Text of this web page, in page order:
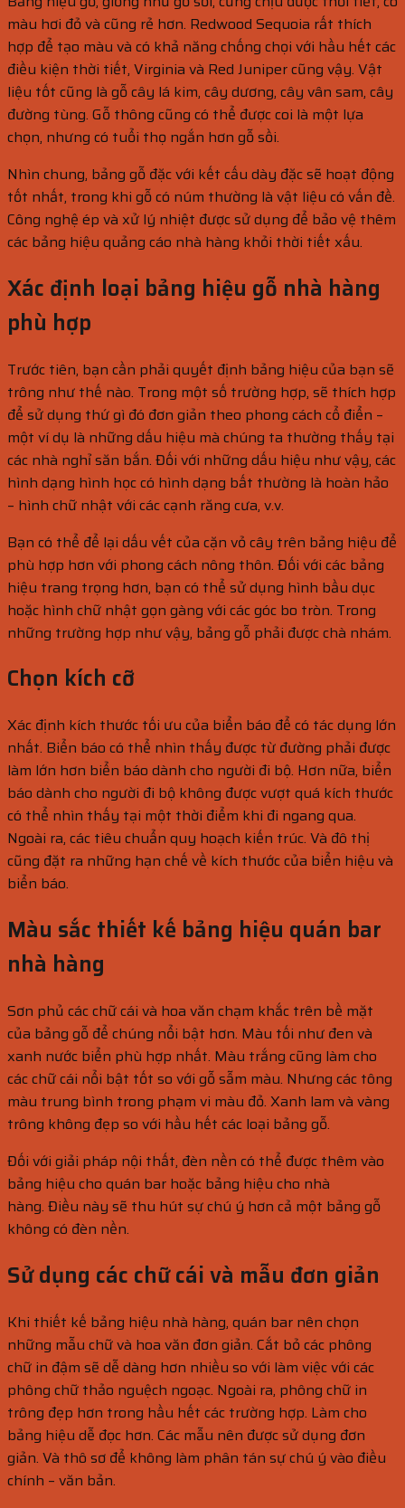
màu hơi đỏ và cũng rẻ hơn. Redwood Sequoia rất thích
hợp để tạo màu và có khả năng chống chọi với hầu hết các
điều kiện thời tiết, Virginia và Red Juniper cũng vậy. Vật
liệu tốt cũng là gỗ cây lá kim, cây dương, cây vân sam, cây
đường tùng. Gỗ thông cũng có thể được coi là một lựa
chọn, nhưng có tuổi thọ ngắn hơn gỗ sồi.
Nhìn chung, bảng gỗ đặc với kết cấu dày đặc sẽ hoạt động
tốt nhất, trong khi gỗ có núm thường là vật liệu có vấn đề.
Công nghệ ép và xử lý nhiệt được sử dụng để bảo vệ thêm
các bảng hiệu quảng cáo nhà hàng khỏi thời tiết xấu.
Xác định loại bảng hiệu gỗ nhà hàng
phù hợp
Trước tiên, bạn cần phải quyết định bảng hiệu của bạn sẽ
trông như thế nào. Trong một số trường hợp, sẽ thích hợp
để sử dụng thứ gì đó đơn giản theo phong cách cổ điển –
một ví dụ là những dấu hiệu mà chúng ta thường thấy tại
các nhà nghỉ săn bắn. Đối với những dấu hiệu như vậy, các
hình dạng hình học có hình dạng bất thường là hoàn hảo
– hình chữ nhật với các cạnh răng cưa, v.v.
Bạn có thể để lại dấu vết của cặn vỏ cây trên bảng hiệu để
phù hợp hơn với phong cách nông thôn. Đối với các bảng
hiệu trang trọng hơn, bạn có thể sử dụng hình bầu dục
hoặc hình chữ nhật gọn gàng với các góc bo tròn. Trong
những trường hợp như vậy, bảng gỗ phải được chà nhám.
Chọn kích cỡ
Xác định kích thước tối ưu của biển báo để có tác dụng lớn
nhất. Biển báo có thể nhìn thấy được từ đường phải được
làm lớn hơn biển báo dành cho người đi bộ. Hơn nữa, biển
báo dành cho người đi bộ không được vượt quá kích thước
có thể nhìn thấy tại một thời điểm khi đi ngang qua.
Ngoài ra, các tiêu chuẩn quy hoạch kiến ​​trúc. Và đô thị
cũng đặt ra những hạn chế về kích thước của biển hiệu và
biển báo.
Màu sắc thiết kế bảng hiệu quán bar
nhà hàng
Sơn phủ các chữ cái và hoa văn chạm khắc trên bề mặt
của bảng gỗ để chúng nổi bật hơn. Màu tối như đen và
xanh nước biển phù hợp nhất. Màu trắng cũng làm cho
các chữ cái nổi bật tốt so với gỗ sẫm màu. Nhưng các tông
màu trung bình trong phạm vi màu đỏ. Xanh lam và vàng
trông không đẹp so với hầu hết các loại bảng gỗ.
Đối với giải pháp nội thất, đèn nền có thể được thêm vào
bảng hiệu cho quán bar hoặc bảng hiệu cho nhà
hàng. Điều này sẽ thu hút sự chú ý hơn cả một bảng gỗ
không có đèn nền.
Sử dụng các chữ cái và mẫu đơn giản
Khi thiết kế bảng hiệu nhà hàng, quán bar nên chọn
những mẫu chữ và hoa văn đơn giản. Cắt bỏ các phông
chữ in đậm sẽ dễ dàng hơn nhiều so với làm việc với các
phông chữ thảo nguệch ngoạc. Ngoài ra, phông chữ in
trông đẹp hơn trong hầu hết các trường hợp. Làm cho
bảng hiệu dễ đọc hơn. Các mẫu nên được sử dụng đơn
giản. Và thô sơ để không làm phân tán sự chú ý vào điều
chính – văn bản.